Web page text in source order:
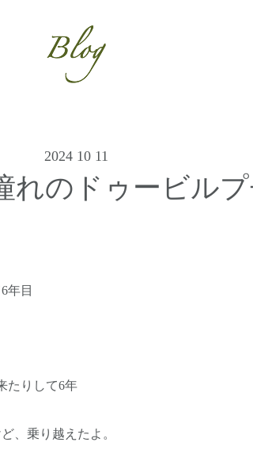
2024 10 11
れのドゥービル
年目
たりして6年
、乗り越えたよ。